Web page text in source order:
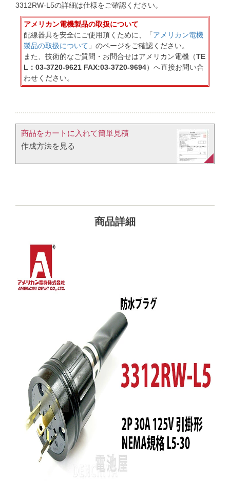
3312RW-L5の詳細は仕様をご確認ください。
アメリカン電機製品の取扱について
配線器具を安全にご使用頂くために、「アメリカン電機
製品の取扱について 」のページをご確認ください。
また、技術的なご質問・お問合せはアメリカン電機（TE
L：03-3720-9621 FAX:03-3720-9694）へ直接お問い合
わせください。
商品をカートに入れて簡単見積​
作成方法を見る​​
商品詳細